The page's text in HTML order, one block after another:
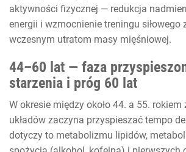
aktywności fizycznej — redukcja
energii i wzmocnienie treningu siłowego
wczesnym utratom masy mięśniowej.
44–60 lat — faza
starzenia i próg 60 lat
W okresie między około 44. a 55. rokiem
układów zaczyna przyspieszać tempo
dotyczy to metabolizmu lipidów,